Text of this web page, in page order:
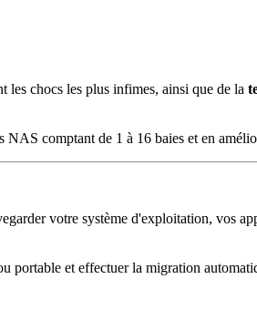
les chocs les plus infimes, ainsi que de la
NAS comptant de 1 à 16 baies et en
votre système d'exploitation, vos
et effectuer la migration